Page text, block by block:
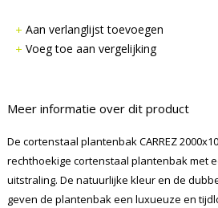
Aan verlanglijst toevoegen
Voeg toe aan vergelijking
Meer informatie over dit product
De cortenstaal plantenbak CARREZ
rechthoekige cortenstaal plantenbak met
uitstraling. De natuurlijke kleur en de
geven de plantenbak een luxueuze en